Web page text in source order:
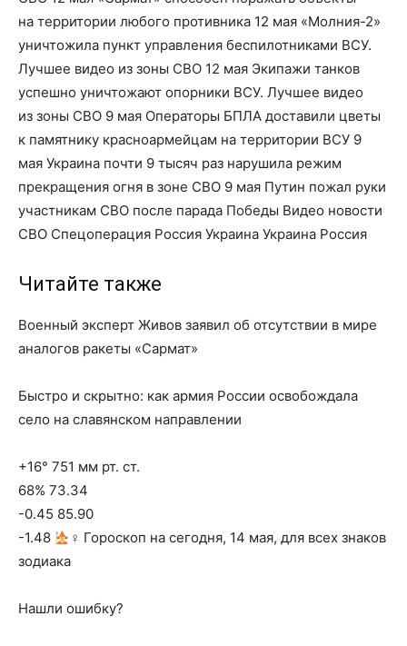
на территории любого противника 12 мая «Молния-2»
уничтожила пункт управления беспилотниками ВСУ.
Лучшее видео из зоны СВО 12 мая Экипажи танков
успешно уничтожают опорники ВСУ. Лучшее видео
из зоны СВО 9 мая Операторы БПЛА доставили цветы
к памятнику красноармейцам на территории ВСУ 9
мая Украина почти 9 тысяч раз нарушила режим
прекращения огня в зоне СВО 9 мая Путин пожал руки
участникам СВО после парада Победы Видео новости
СВО Спецоперация Россия Украина Украина Россия
Читайте также
Военный эксперт Живов заявил об отсутствии в мире
аналогов ракеты «Сармат»
Быстро и скрытно: как армия России освобождала
село на славянском направлении
+16° 751 мм рт. ст.
68% 73.34
-0.45 85.90
-1.48
‍♀ Гороскоп на сегодня, 14 мая, для всех знаков
зодиака
Нашли ошибку?